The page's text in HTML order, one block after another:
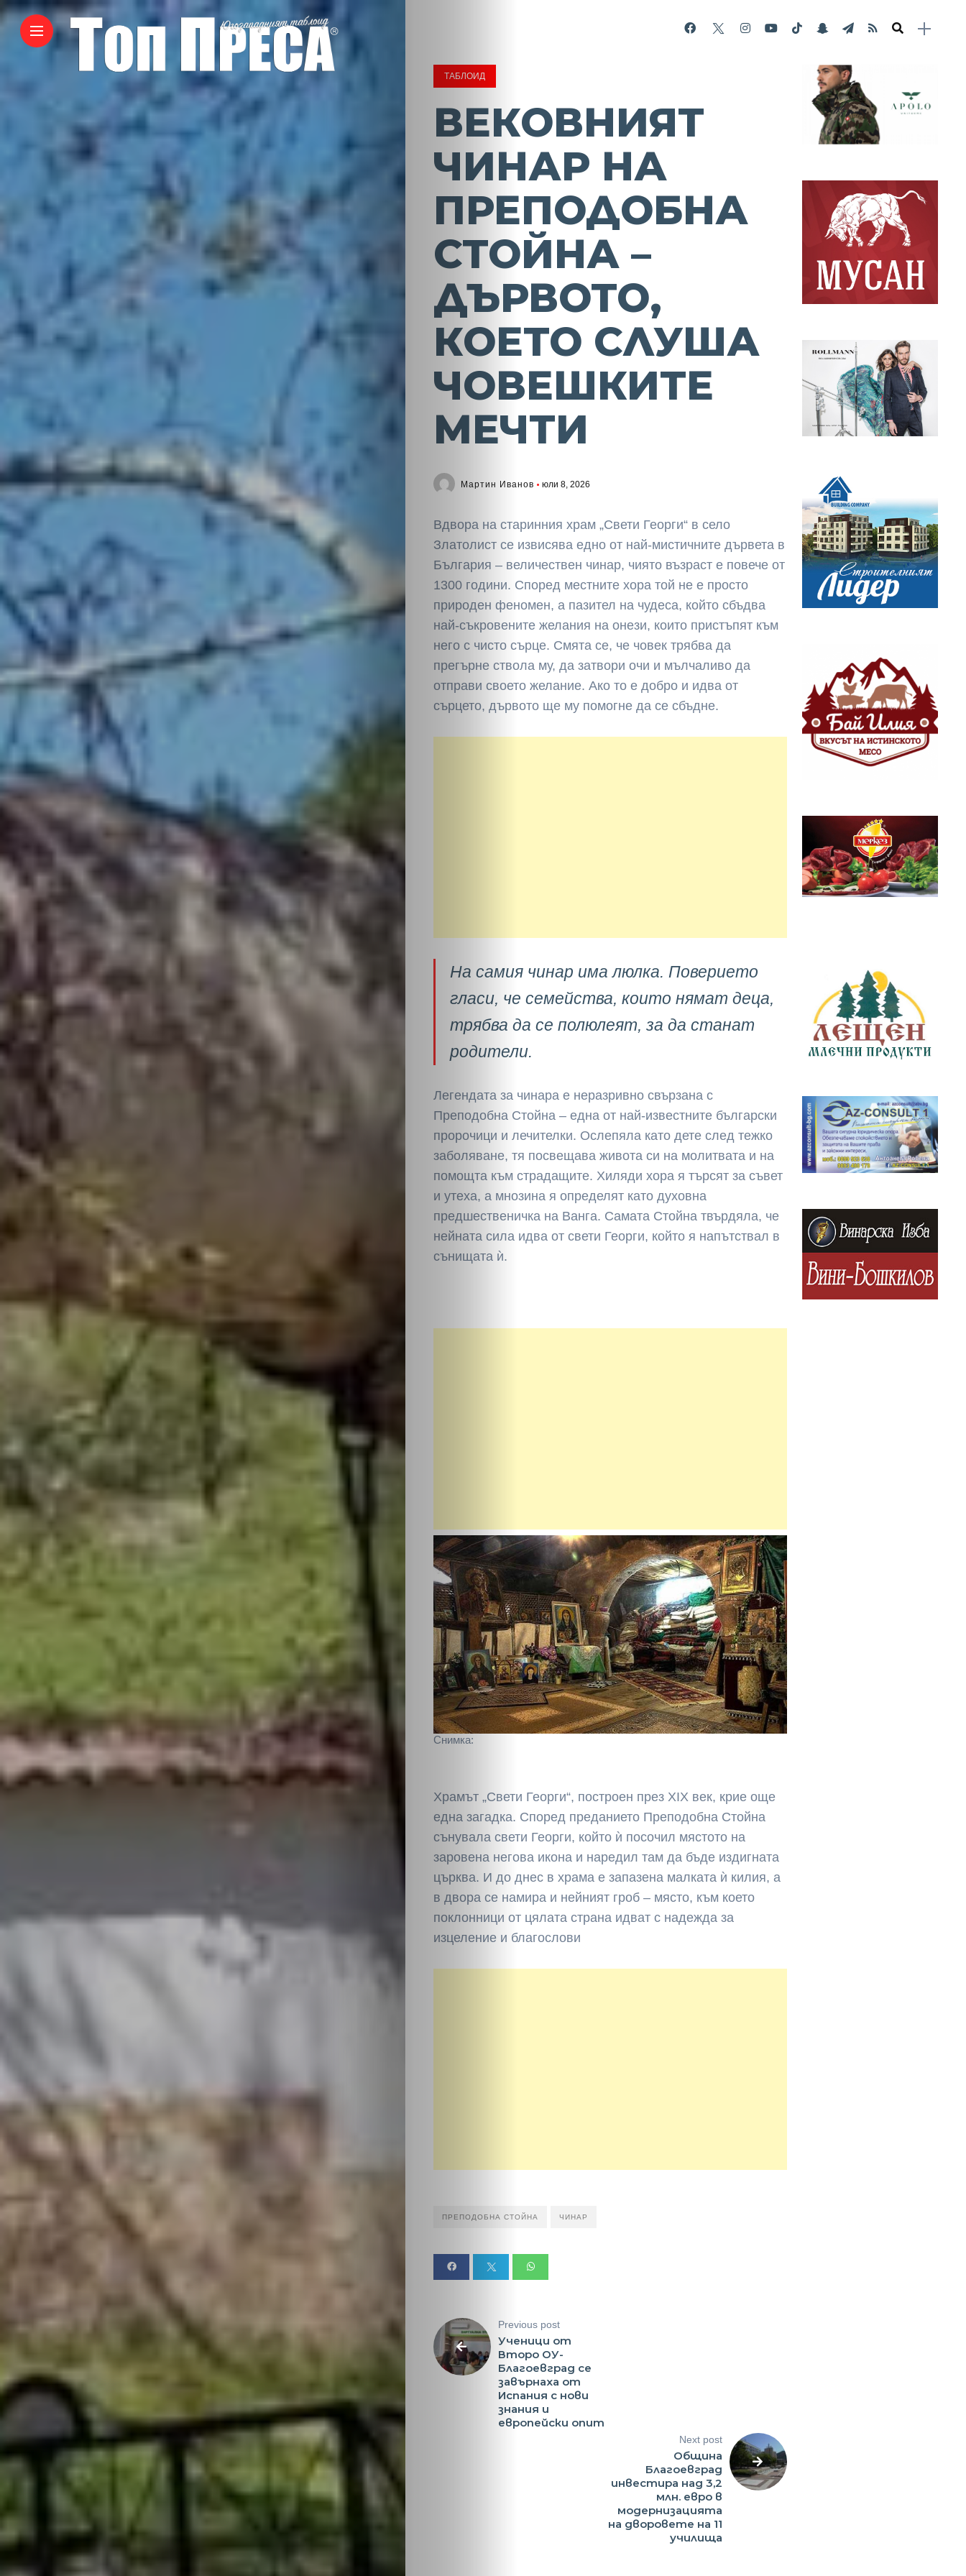
Спорт
Скандали
Култура
Светско
Крими
Малки
обяви
Таблоид
Новини
Search
ТАБЛОИД
ВЕКОВНИЯТ
ЧИНАР НА
ПРЕПОДОБНА
СТОЙНА –
ДЪРВОТО,
КОЕТО СЛУША
ЧОВЕШКИТЕ
МЕЧТИ
Мартин Иванов юли 8, 2026
Вдвора на старинния храм „Свети Георги“ в село
Златолист се извисява едно от най-мистичните дървета в
България – величествен чинар, чиято възраст e повече от
1300 години. Според местните хора той не е просто
природен феномен, а пазител на чудеса, който сбъдва
най-съкровените желания на онези, които пристъпят към
него с чисто сърце. Смята се, че човек трябва да
прегърне ствола му, да затвори очи и мълчаливо да
отправи своето желание. Ако то е добро и идва от
сърцето, дървото ще му помогне да се сбъдне.
На самия чинар има люлка. Поверието
гласи, че семейства, които нямат деца,
трябва да се полюлеят, за да станат
родители.
Легендата за чинара е неразривно свързана с
Преподобна Стойна – една от най-известните български
пророчици и лечителки. Ослепяла като дете след тежко
заболяване, тя посвещава живота си на молитвата и на
помощта към страдащите. Хиляди хора я търсят за съвет
и утеха, а мнозина я определят като духовна
предшественичка на Ванга. Самата Стойна твърдяла, че
нейната сила идва от свети Георги, който я напътствал в
сънищата ѝ.
Снимка:
Храмът „Свети Георги“, построен през XIX век, крие още
една загадка. Според преданието Преподобна Стойна
сънувала свети Георги, който ѝ посочил мястото на
заровена негова икона и наредил там да бъде издигната
църква. И до днес в храма е запазена малката ѝ килия, а
в двора се намира и нейният гроб – място, към което
поклонници от цялата страна идват с надежда за
изцеление и благослови
ПРЕПОДОБНА СТОЙНА ЧИНАР
Previous post
Ученици от
Второ ОУ-
Благоевград се
завърнаха от
Испания с нови
знания и
европейски опит
Next post
Община
Благоевград
инвестира над 3,2
млн. евро в
модернизацията
на дворовете на 11
училища